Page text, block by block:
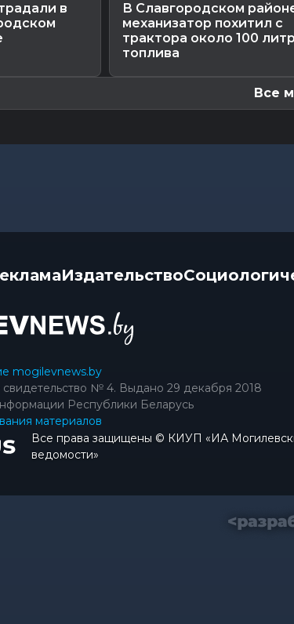
в
В Славгородском
механизатор похитил с
трактора около 100
топлива
Все
Издательство
mogilevnews.by
свидетельство № 4. Выдано 29 декабря 2018
Республики Беларусь
материалов
Все права защищены © КИУП «ИА
ведомости»